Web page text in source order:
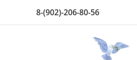
8-(902)-206-80-56